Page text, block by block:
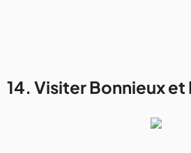
14. Visiter Bonnieux